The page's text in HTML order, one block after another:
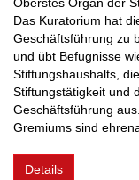
Das Kuratorium hat
Geschäftsführung zu
und übt Befugnisse
Stiftungshaushalts,
Stiftungstätigkeit und
Geschäftsführung
Gremiums sind
Details